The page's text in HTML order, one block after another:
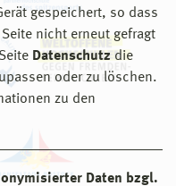
gespeichert, so dass
nicht erneut gefragt
Datenschutz die
oder zu löschen.
zu den
Daten bzgl.